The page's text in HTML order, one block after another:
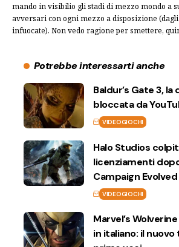
mando in visibilio gli stadi di mezzo mondo a
avversari con ogni mezzo a disposizione (dagli
infuocate). Non vedo ragione per smettere,
Potrebbe interessarti anche
Baldur’s Gate 3,
bloccata da
VIDEOGIOCHI
Halo Studios
licenziamenti
Campaign Evolved
VIDEOGIOCHI
Marvel’s
in italiano: il nuovo